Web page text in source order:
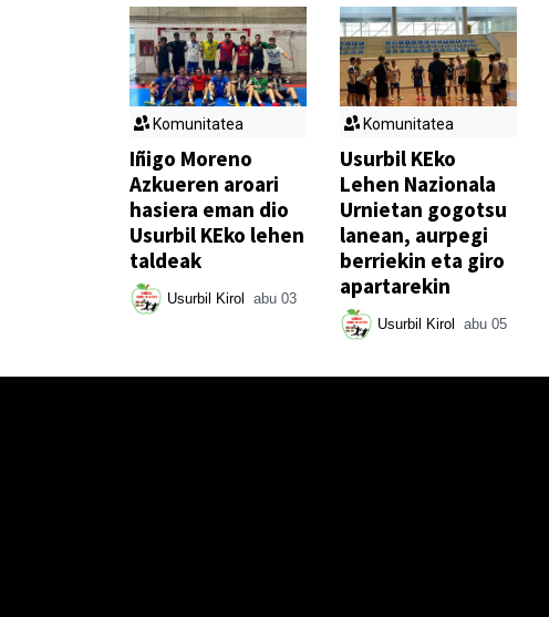
Komunitatea
Iñigo Moreno
Azkueren aroari
hasiera eman dio
Usurbil KEko lehen
taldeak
Usurbil Kirol abu 03
Komunitatea
Usurbil KEko
Lehen Nazionala
Urnietan gogotsu
lanean, aurpegi
berriekin eta giro
apartarekin
Usurbil Kirol abu 05